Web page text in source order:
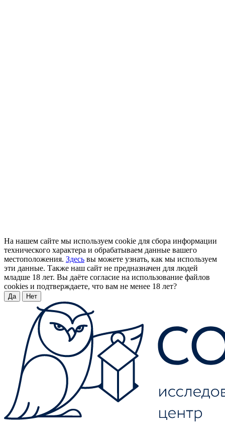
На нашем сайте мы используем cookie для сбора информации
технического характера и обрабатываем данные вашего
местоположения. Здесь вы можете узнать, как мы используем
эти данные. Также наш сайт не предназначен для людей
младше 18 лет. Вы даёте согласие на использование файлов
cookies и подтверждаете, что вам не менее 18 лет?
Да Нет